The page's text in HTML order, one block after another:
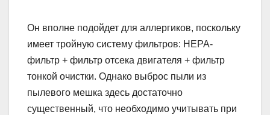
Он вполне подойдет для аллергиков, поскольку
имеет тройную систему фильтров: НЕРА-
фильтр + фильтр отсека двигателя + фильтр
тонкой очистки. Однако выброс пыли из
пылевого мешка здесь достаточно
существенный, что необходимо учитывать при